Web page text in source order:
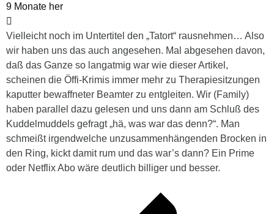
9 Monate her
Vielleicht noch im Untertitel den „Tatort“ rausnehmen… Also
wir haben uns das auch angesehen. Mal abgesehen davon,
daß das Ganze so langatmig war wie dieser Artikel,
scheinen die Öffi-Krimis immer mehr zu Therapiesitzungen
kaputter bewaffneter Beamter zu entgleiten. Wir (Family)
haben parallel dazu gelesen und uns dann am Schluß des
Kuddelmuddels gefragt „hä, was war das denn?“. Man
schmeißt irgendwelche unzusammenhängenden Brocken in
den Ring, kickt damit rum und das war’s dann? Ein Prime
oder Netflix Abo wäre deutlich billiger und besser.